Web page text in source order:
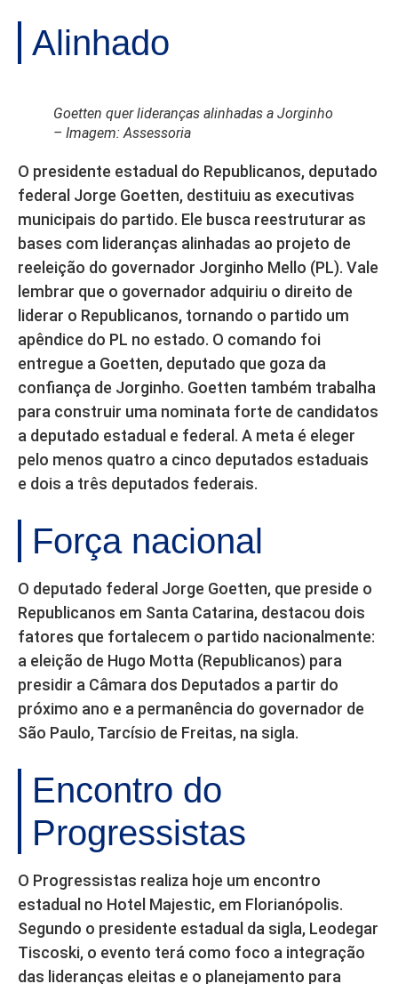
Alinhado
Goetten quer lideranças alinhadas a Jorginho
– Imagem: Assessoria
O presidente estadual do Republicanos, deputado
federal Jorge Goetten, destituiu as executivas
municipais do partido. Ele busca reestruturar as
bases com lideranças alinhadas ao projeto de
reeleição do governador Jorginho Mello (PL). Vale
lembrar que o governador adquiriu o direito de
liderar o Republicanos, tornando o partido um
apêndice do PL no estado. O comando foi
entregue a Goetten, deputado que goza da
confiança de Jorginho. Goetten também trabalha
para construir uma nominata forte de candidatos
a deputado estadual e federal. A meta é eleger
pelo menos quatro a cinco deputados estaduais
e dois a três deputados federais.
Força nacional
O deputado federal Jorge Goetten, que preside o
Republicanos em Santa Catarina, destacou dois
fatores que fortalecem o partido nacionalmente:
a eleição de Hugo Motta (Republicanos) para
presidir a Câmara dos Deputados a partir do
próximo ano e a permanência do governador de
São Paulo, Tarcísio de Freitas, na sigla.
Encontro do
Progressistas
O Progressistas realiza hoje um encontro
estadual no Hotel Majestic, em Florianópolis.
Segundo o presidente estadual da sigla, Leodegar
Tiscoski, o evento terá como foco a integração
das lideranças eleitas e o planejamento para